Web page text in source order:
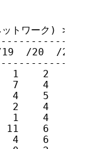
トワーク) >>
/20  /21  /
1    2   14
7    4   12
4    5    9
2    4    3
1    4    2
11    6    4
4    6    4